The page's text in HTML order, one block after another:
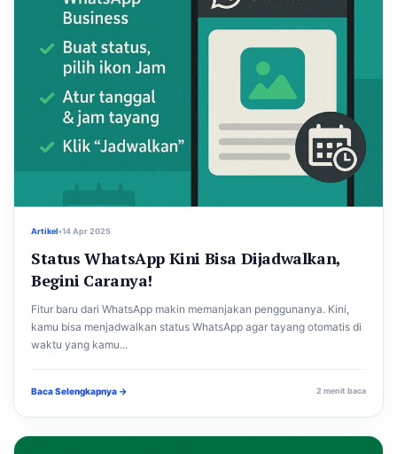
Artikel•14 Apr 2025
Status WhatsApp Kini Bisa Dijadwalkan,
Begini Caranya!
Fitur baru dari WhatsApp makin memanjakan penggunanya. Kini,
kamu bisa menjadwalkan status WhatsApp agar tayang otomatis di
waktu yang kamu...
Baca Selengkapnya → 2 menit baca